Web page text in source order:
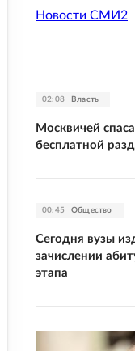
Новости СМИ2
02:08 Власть
Москвичей
бесплатной
00:45 Общество
Сегодня вузы
зачислении
этапа